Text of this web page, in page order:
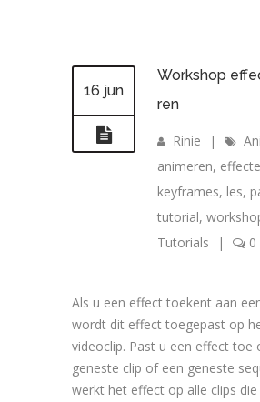
16 jun
Workshop
ren
Rinie |
animeren,
keyframes, les,
tutorial,
Tutorials
| 0
Als u een effect toekent aan
wordt dit effect toegepast op
videoclip. Past u een effect toe
geneste clip of een geneste
werkt het effect op alle clips